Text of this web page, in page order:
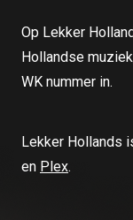
Op Lekker
Hollandse
WK nummer in.
Lekker Hollands
en Plex.